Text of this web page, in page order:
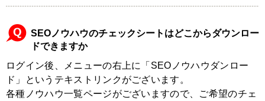
SEOノウハウのチェックシートはどこからダウンロー
ドできますか
ログイン後、メニューの右上に「SEOノウハウダンロー
ド」というテキストリンクがございます。
各種ノウハウ一覧ページがございますので、ご希望のチェ